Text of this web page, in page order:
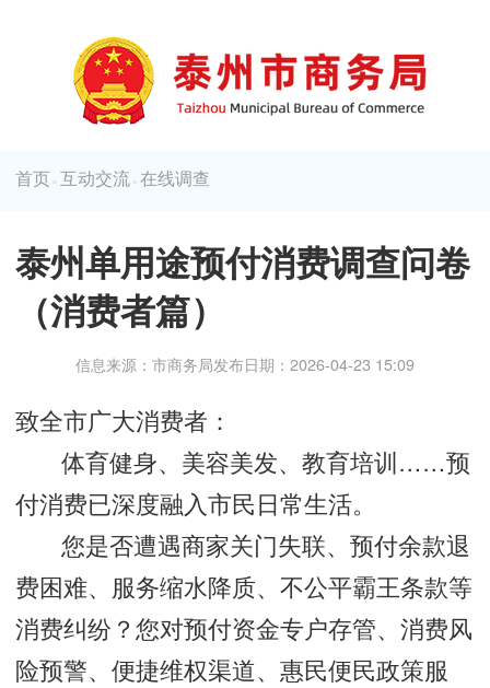
首页 > 互动交流 >在线调查
泰州单用途预付消费调查问卷
（消费者篇）
信息来源：市商务局发布日期：2026-04-23 15:09
致全市广大消费者：
体育健身、美容美发、教育培训……预
付消费已深度融入市民日常生活。
您是否遭遇商家关门失联、预付余款退
费困难、服务缩水降质、不公平霸王条款等
消费纠纷？您对预付资金专户存管、消费风
险预警、便捷维权渠道、惠民便民政策服